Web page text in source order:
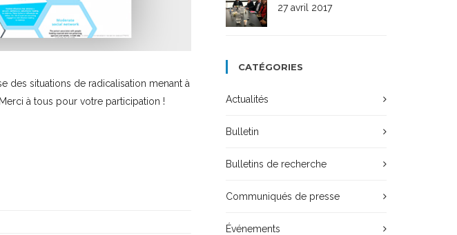
des situations de radicalisation menant à
à tous pour votre participation !
27 avril 2017
CATÉGORIES
Actualités
Bulletin
Bulletins de recherche
Communiqués de presse
Événements